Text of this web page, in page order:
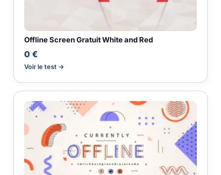
Offline Screen Gratuit White and Red
0 €
Voir le test →